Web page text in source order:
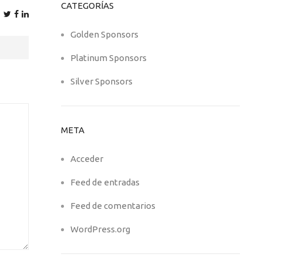
CATEGORÍAS
Golden Sponsors
Platinum Sponsors
Silver Sponsors
META
Acceder
Feed de entradas
Feed de comentarios
WordPress.org